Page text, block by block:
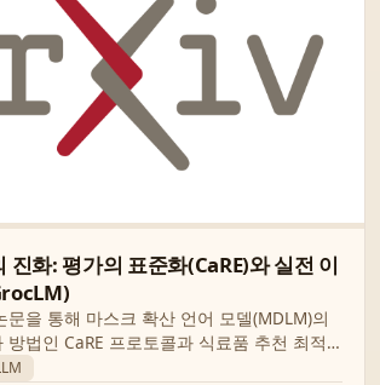
진화: 평가의 표준화(CaRE)와 실전 이
문을 통해 마스크 확산 언어 모델(MDLM)의
방법인 CaRE 프로토콜과 식료품 추천 최적
의 혁신적인 접근법을 상세히 분석합니다.